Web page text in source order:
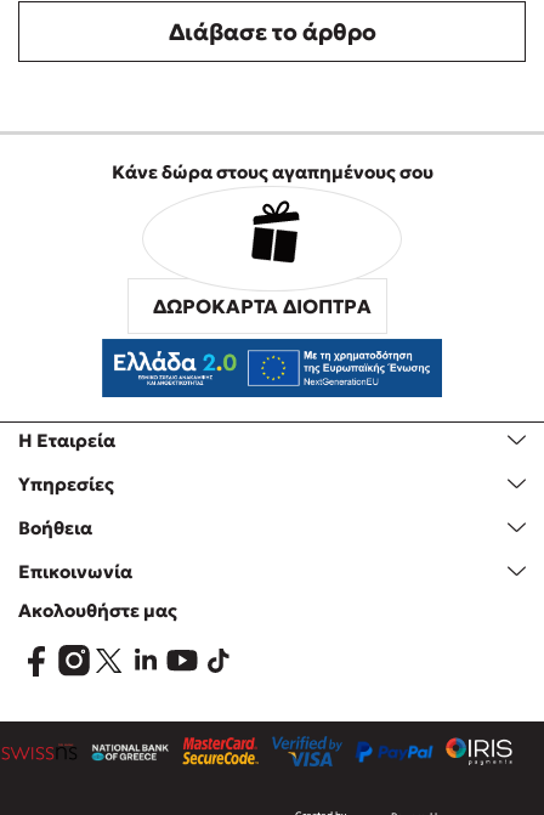
Διάβασε το άρθρο
Η Εταιρεία
Υπηρεσίες
Βοήθεια
Επικοινωνία
Κάνε δώρα στους αγαπημένους σου
ΔΩΡΟΚΑΡΤΑ ΔΙΟΠΤΡΑ
Ακολουθήστε μας